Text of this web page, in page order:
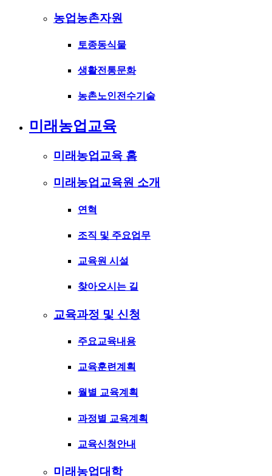
농업농촌자원
토종동식물
생활전통문화
농촌노인전수기술
미래농업교육
미래농업교육 홈
미래농업교육원 소개
연혁
조직 및 주요업무
교육원 시설
찾아오시는 길
교육과정 및 신청
주요교육내용
교육훈련계획
월별 교육계획
과정별 교육계획
교육신청안내
미래농업대학